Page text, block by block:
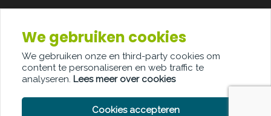
Over ons
Adverteren
Contact
We gebruiken cookies
We gebruiken onze en third-party cookies om
content te personaliseren en web traffic te
analyseren. Lees meer over cookies
Cookies accepteren